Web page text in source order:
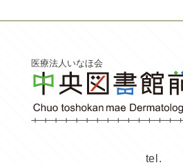
医療法人いなほ会
tel.